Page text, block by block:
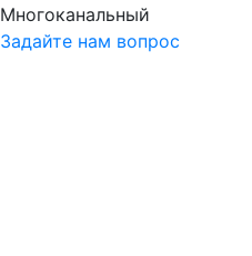
Многоканальный
Задайте нам вопрос